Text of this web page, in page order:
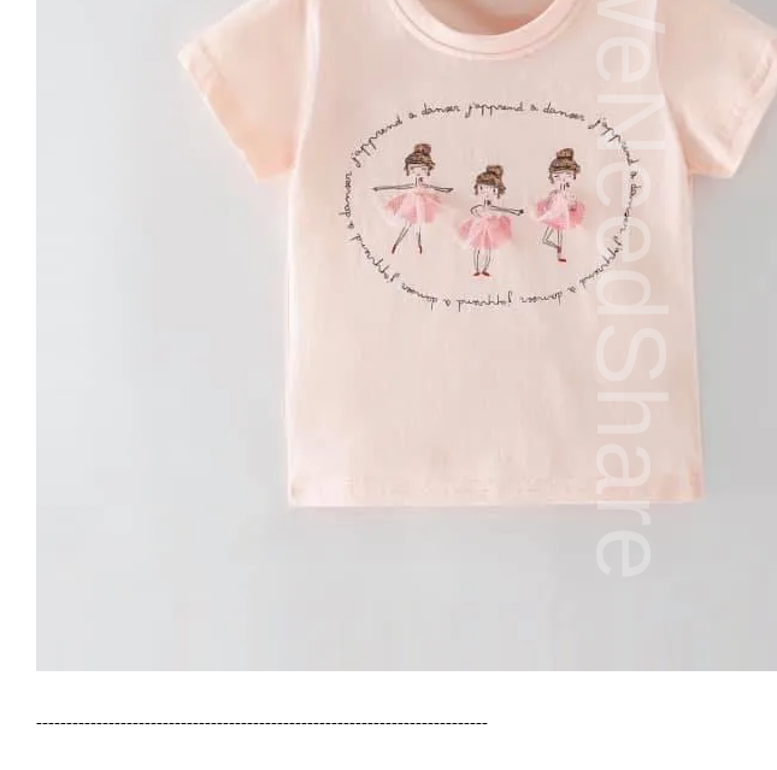
---------------------------------------------------------------------------